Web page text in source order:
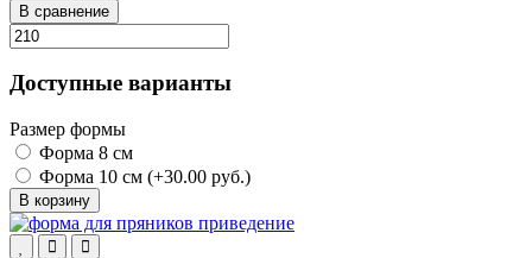
В сравнение
Доступные варианты
Размер формы
Форма 8 см
Форма 10 см (+30.00 руб.)
В корзину